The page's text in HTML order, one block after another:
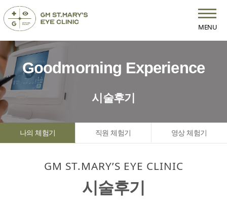
MENU
Goodmorning Experience
시술후기
나의 체험기 직원 체험기 영상 체험기
GM ST.MARY’S EYE CLINIC
시술후기